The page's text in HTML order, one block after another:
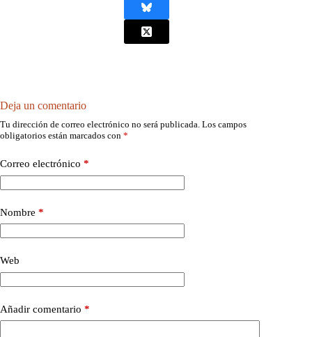
Deja un comentario
Tu dirección de correo electrónico no será publicada. Los campos
obligatorios están marcados con *
Correo electrónico *
Nombre *
Web
Añadir comentario *